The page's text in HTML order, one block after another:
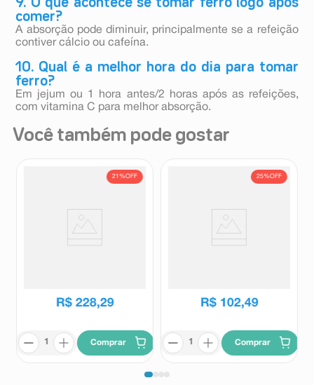
9. O que acontece se tomar ferro logo após
comer?
A absorção pode diminuir, principalmente se a refeição
contiver cálcio ou cafeína.
10. Qual é a melhor hora do dia para tomar
ferro?
Em jejum ou 1 hora antes/2 horas após as refeições,
com vitamina C para melhor absorção.
Você também pode gostar
21%OFF
R$ 228,29
Comprar
25%OFF
R$ 102,49
Comprar